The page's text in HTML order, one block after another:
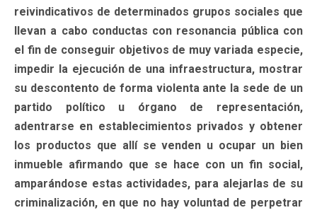
reivindicativos de determinados grupos sociales que
llevan a cabo conductas con resonancia pública con
el fin de conseguir objetivos de muy variada especie,
impedir la ejecución de una infraestructura, mostrar
su descontento de forma violenta ante la sede de un
partido político u órgano de representación,
adentrarse en establecimientos privados y obtener
los productos que allí se venden u ocupar un bien
inmueble afirmando que se hace con un fin social,
amparándose estas actividades, para alejarlas de su
criminalización, en que no hay voluntad de perpetrar